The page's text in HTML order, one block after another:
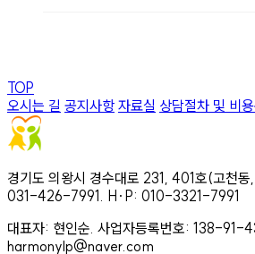
TOP
오시는 길 공지사항 자료실 상담절차 및 비용
경기도 의왕시 경수대로 231, 401호(고천
031-426-7991. H·P: 010-3321-7991
대표자: 현인순. 사업자등록번호: 138-
harmonylp@naver.com